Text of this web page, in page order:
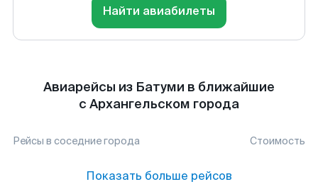
Найти авиабилеты
Авиарейсы из Батуми в ближайшие
с Архангельском города
Рейсы в соседние города Стоимость
Показать больше рейсов